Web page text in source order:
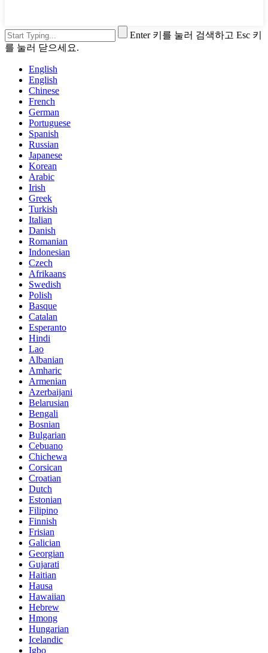
Enter 키를 눌러 검색하고 Esc 키
를 눌러 닫으세요.
English
English
Chinese
French
German
Portuguese
Spanish
Russian
Japanese
Korean
Arabic
Irish
Greek
Turkish
Italian
Danish
Romanian
Indonesian
Czech
Afrikaans
Swedish
Polish
Basque
Catalan
Esperanto
Hindi
Lao
Albanian
Amharic
Armenian
Azerbaijani
Belarusian
Bengali
Bosnian
Bulgarian
Cebuano
Chichewa
Corsican
Croatian
Dutch
Estonian
Filipino
Finnish
Frisian
Galician
Georgian
Gujarati
Haitian
Hausa
Hawaiian
Hebrew
Hmong
Hungarian
Icelandic
Igbo